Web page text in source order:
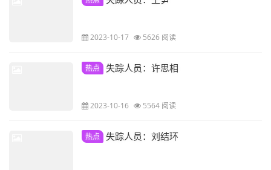
2023-10-17 5626 阅读
热点 失踪人员：许思相
2023-10-16 5564 阅读
热点 失踪人员：刘结环